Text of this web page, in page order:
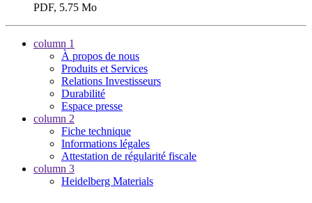
PDF, 5.75 Mo
column 1
À propos de nous
Produits et Services
Relations Investisseurs
Durabilité
Espace presse
column 2
Fiche technique
Informations légales
Attestation de régularité fiscale
column 3
Heidelberg Materials